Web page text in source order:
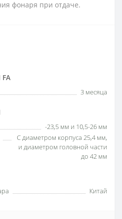
фонаря при отдаче.
3 месяца
-23,5 мм и 10,5-26 мм
С диаметром корпуса 25,4 мм,
и диаметром головной части
до 42 мм
Китай